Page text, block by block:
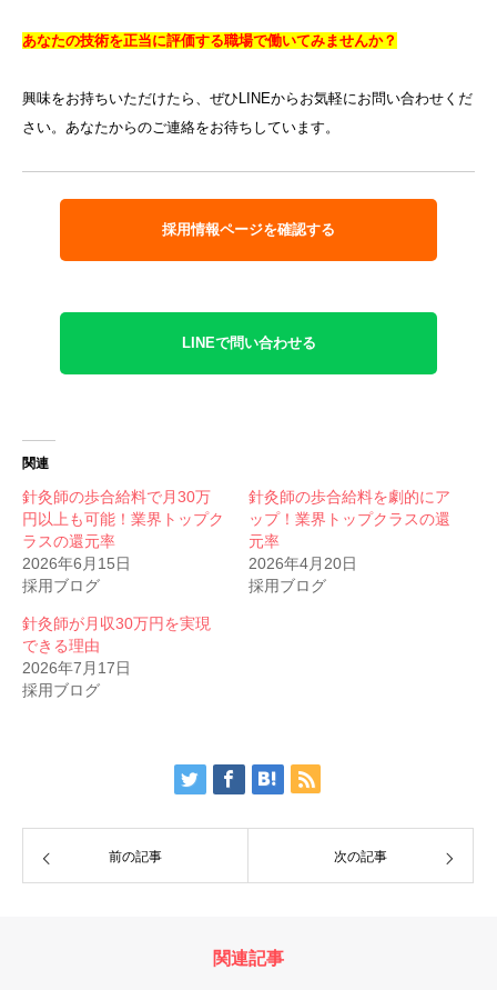
あなたの技術を正当に評価する職場で働いてみませんか？
興味をお持ちいただけたら、ぜひLINEからお気軽にお問い合わせくだ
さい。あなたからのご連絡をお待ちしています。
採用情報ページを確認する
LINEで問い合わせる
関連
針灸師の歩合給料で月30万
円以上も可能！業界トップク
ラスの還元率
2026年6月15日
採用ブログ
針灸師の歩合給料を劇的にア
ップ！業界トップクラスの還
元率
2026年4月20日
採用ブログ
針灸師が月収30万円を実現
できる理由
2026年7月17日
採用ブログ
前の記事 次の記事
関連記事